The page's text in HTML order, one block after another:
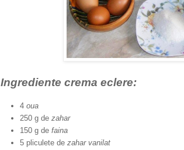
Ingrediente crema eclere:
4 oua
250 g de zahar
150 g de faina
5 pliculete de zahar vanilat